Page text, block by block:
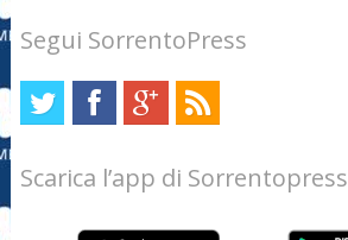
Segui SorrentoPress
Scarica l’app di Sorrentopress